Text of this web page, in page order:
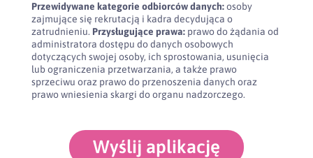
Przewidywane kategorie odbiorców danych:osoby
zajmujące się rekrutacją i kadra decydująca o
zatrudnieniu. Przysługujące prawa:prawo do żądania od
administratora dostępu do danych osobowych
dotyczących swojej osoby, ich sprostowania, usunięcia
lub ograniczenia przetwarzania, a także prawo
sprzeciwu oraz prawo do przenoszenia danych oraz
prawo wniesienia skargi do organu nadzorczego.
Wyślij aplikację